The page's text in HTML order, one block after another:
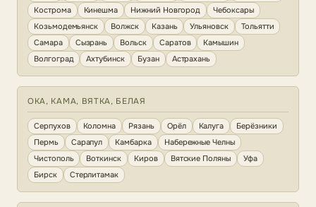
Кострома
Кинешма Нижний Новгород
Чебоксары
Козьмодемьянск
Волжск Казань Ульяновск
Тольятти
Самара
Сызрань Вольск Саратов
Камышин
Волгоград
Ахтубинск Бузан Астрахань
ОКА, КАМА, ВЯТКА, БЕЛАЯ
Серпухов Коломна Рязань Орёл Калуга
Берёзники
Пермь
Сарапул Камбарка
Набережные Челны
Чистополь
Воткинск Киров Вятские Поляны
Уфа
Бирск
Стерлитамак